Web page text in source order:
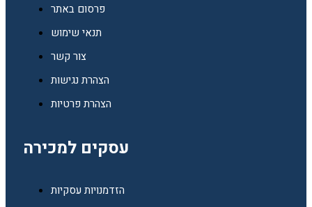
פרסום באתר
תנאי שימוש
צור קשר
הצהרת נגישות
הצהרת פרטיות
עסקים למכירה
הזדמנויות עסקיות